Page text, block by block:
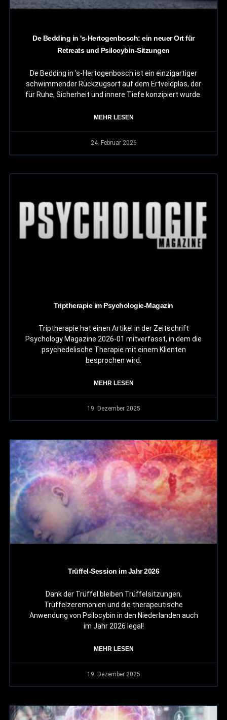
De Bedding in 's-Hertogenbosch: ein neuer Ort für
Retreats und Psilocybin-Sitzungen
De Bedding in 's-Hertogenbosch ist ein einzigartiger
schwimmender Rückzugsort auf dem Ertveldplas, der
für Ruhe, Sicherheit und innere Tiefe konzipiert wurde.
MEHR LESEN
24. Februar 2026
Triptherapie im Psychologie-Magazin
Triptherapie hat einen Artikel in der Zeitschrift
Psychology Magazine 2026-01 mitverfasst, in dem die
psychedelische Therapie mit einem Klienten
besprochen wird.
MEHR LESEN
19. Dezember 2025
Trüffel-Session im Jahr 2026
Dank der Trüffel bleiben Trüffelsitzungen,
Trüffelzeremonien und die therapeutische
Anwendung von Psilocybin in den Niederlanden auch
im Jahr 2026 legal!
MEHR LESEN
19. Dezember 2025